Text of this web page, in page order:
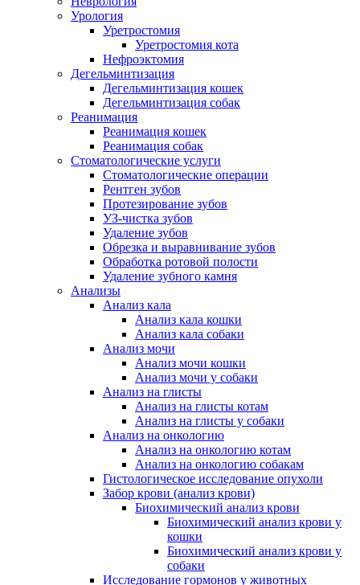
Урология
Уретростомия
Уретростомия кота
Нефроэктомия
Дегельминтизация
Дегельминтизация кошек
Дегельминтизация собак
Реанимация
Реанимация кошек
Реанимация собак
Стоматологические услуги
Стоматологические операции
Рентген зубов
Протезирование зубов
УЗ-чистка зубов
Удаление зубов
Обрезка и выравнивание зубов
Обработка ротовой полости
Удаление зубного камня
Анализы
Анализ кала
Анализ кала кошки
Анализ кала собаки
Анализ мочи
Анализ мочи кошки
Анализ мочи у собаки
Анализ на глисты
Анализ на глисты котам
Анализ на глисты у собаки
Анализ на онкологию
Анализ на онкологию котам
Анализ на онкологию собакам
Гистологическое исследование опухоли
Забор крови (анализ крови)
Биохимический анализ крови
Биохимический анализ крови у
кошки
Биохимический анализ крови у
собаки
Исследование гормонов у животных